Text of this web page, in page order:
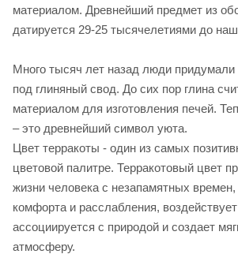
материалом. Древнейший предмет из
датируется 29-25 тысячелетиями до
Много тысяч лет назад люди придумали
под глиняный свод. До сих пор глина
материалом для изготовления печей.
– это древнейший символ уюта.
Цвет терракоты - один из самых
цветовой палитре. Терракотовый цвет
жизни человека с незапамятных времен,
комфорта и расслабления,
ассоциируется с природой и создает
атмосферу.